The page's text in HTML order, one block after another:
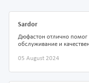
Sardor
Дюфастон отлично помог
обслуживание и
05 August 2024